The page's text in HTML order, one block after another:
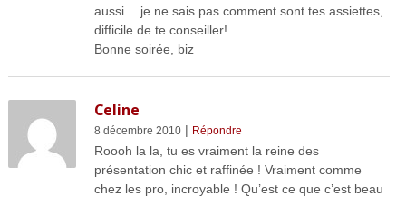
aussi… je ne sais pas comment sont tes assiettes,
difficile de te conseiller!
Bonne soirée, biz
Celine
8 décembre 2010| Répondre
Roooh la la, tu es vraiment la reine des
présentation chic et raffinée ! Vraiment comme
chez les pro, incroyable ! Qu’est ce que c’est beau